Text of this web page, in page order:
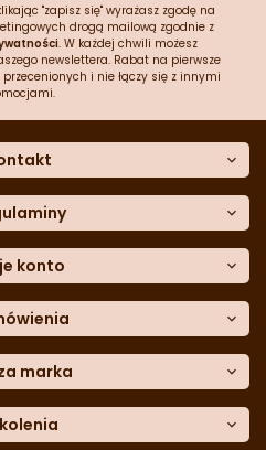
"zapisz się" wyrażasz zgodę na
drogą mailową zgodnie z
. W każdej chwili możesz
newslettera. Rabat na pierwsze
i nie łączy się z innymi
kontaktowe
pytania
kontaktowy
Blog
601 767 272
prywatności
cookies
reklamacji
zwrotów
cyfrowa
konto
dane
zamówień
rabaty
płatności
przelewu
reklamacji
zwrotu
marka
Gelato